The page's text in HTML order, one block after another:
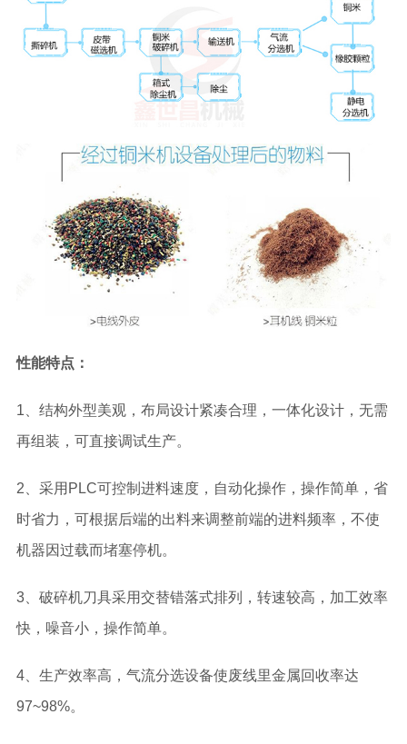
性能特点：
1、结构外型美观，布局设计紧凑合理，一体化设计，无需
再组装，可直接调试生产。
2、采用PLC可控制进料速度，自动化操作，操作简单，省
时省力，可根据后端的出料来调整前端的进料频率，不使
机器因过载而堵塞停机。
3、破碎机刀具采用交替错落式排列，转速较高，加工效率
快，噪音小，操作简单。
4、生产效率高，气流分选设备使废线里金属回收率达
97~98%。